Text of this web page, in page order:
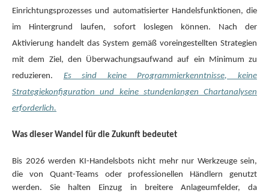
Einrichtungsprozesses und automatisierter Handelsfunktionen, die
im Hintergrund laufen, sofort loslegen können. Nach der
Aktivierung handelt das System gemäß voreingestellten Strategien
mit dem Ziel, den Überwachungsaufwand auf ein Minimum zu
reduzieren. Es sind keine Programmierkenntnisse, keine
Strategiekonfiguration und keine stundenlangen Chartanalysen
erforderlich.
Was dieser Wandel für die Zukunft bedeutet
Bis 2026 werden KI-Handelsbots nicht mehr nur Werkzeuge sein,
die von Quant-Teams oder professionellen Händlern genutzt
werden. Sie halten Einzug in breitere Anlageumfelder, da